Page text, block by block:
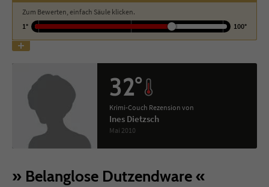
Zum Bewerten, einfach Säule klicken.
1°
100°
32°
Krimi-Couch Rezension von
Ines Dietzsch
Mai 2010
Belanglose Dutzendware
Name tx_pwcomments_ahash
Laufzeit
Zweck Cookie für Kommentare einzelner Buchtitel
Name fe_typo_user
Anbieter Literatur-Couch Medien GmbH & Co. KG